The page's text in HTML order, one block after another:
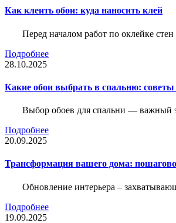
Как клеить обои: куда наносить клей
Перед началом работ по оклейке
Подробнее
28.10.2025
Какие обои выбрать в спальню:
Выбор обоев для спальни — важный
Подробнее
20.09.2025
Трансформация вашего дома:
Обновление интерьера –
Подробнее
19.09.2025